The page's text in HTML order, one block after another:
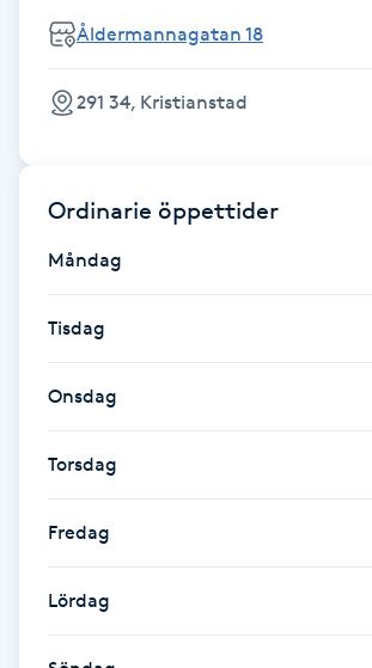
Skinbooster
Skoinlägg
Skäggfärgning
Skäggklippning
Skäggtrimmning
Skönhet
Slingor
Åldermannagatan 18
291 34, Kristianstad
Ordinarie öppettider
Måndag
Tisdag
Onsdag
Torsdag
Fredag
Lördag